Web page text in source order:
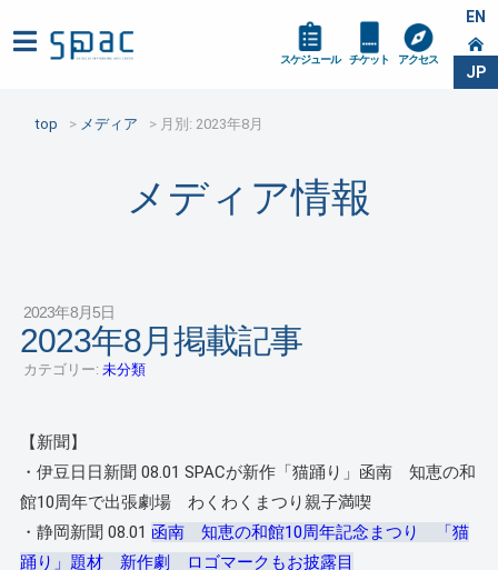
EN
JP
スケジュール チケット アクセス
top メディア 月別: 2023年8月
メディア情報
2023年8月5日
2023年8月掲載記事
カテゴリー: 未分類
【新聞】
・伊豆日日新聞 08.01 SPACが新作「猫踊り」函南 知恵の和
館10周年で出張劇場 わくわくまつり親子満喫
・静岡新聞 08.01 函南 知恵の和館10周年記念まつり 「猫
踊り」題材 新作劇 ロゴマークもお披露目